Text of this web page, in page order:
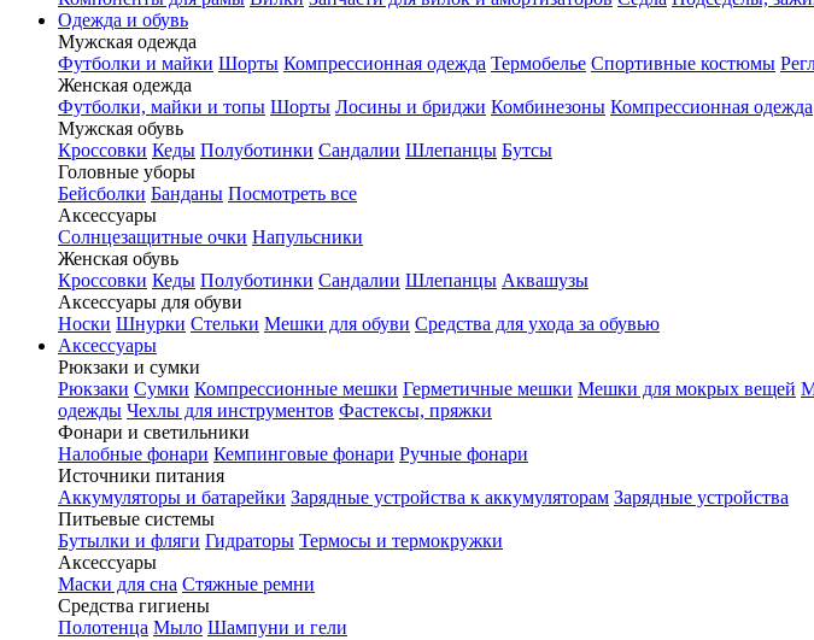
Одежда и обувь
Мужская одежда
Футболки и майки Шорты Компрессионная одежда Термобелье Спортивные костюмы
Женская одежда
Футболки, майки и топы Шорты Лосины и бриджи Комбинезоны Компрессионная одежда
Мужская обувь
Кроссовки Кеды Полуботинки Сандалии Шлепанцы Бутсы
Головные уборы
Бейсболки Банданы Посмотреть все
Аксессуары
Солнцезащитные очки Напульсники
Женская обувь
Кроссовки Кеды Полуботинки Сандалии Шлепанцы Аквашузы
Аксессуары для обуви
Носки Шнурки Стельки Мешки для обуви Средства для ухода за обувью
Аксессуары
Рюкзаки и сумки
Рюкзаки Сумки Компрессионные мешки Герметичные мешки Мешки для мокрых вещей
одежды Чехлы для инструментов Фастексы, пряжки
Фонари и светильники
Налобные фонари Кемпинговые фонари Ручные фонари
Источники питания
Аккумуляторы и батарейки Зарядные устройства к аккумуляторам Зарядные устройства
Питьевые системы
Бутылки и фляги Гидраторы Термосы и термокружки
Аксессуары
Маски для сна Стяжные ремни
Средства гигиены
Полотенца Мыло Шампуни и гели